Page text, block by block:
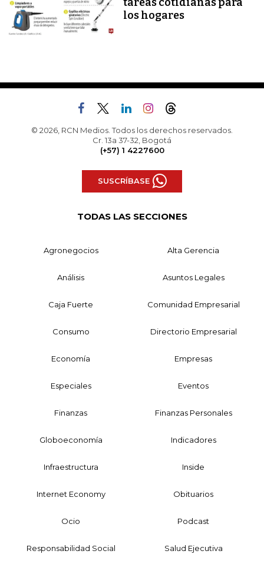
tareas cotidianas para
los hogares
© 2026, RCN Medios. Todos los derechos reservados.
Cr. 13a 37-32, Bogotá
(+57) 1 4227600
SUSCRÍBASE
TODAS LAS SECCIONES
Agronegocios Alta Gerencia
Análisis Asuntos Legales
Caja Fuerte Comunidad Empresarial
Consumo Directorio Empresarial
Economía Empresas
Especiales Eventos
Finanzas Finanzas Personales
Globoeconomía Indicadores
Infraestructura Inside
Internet Economy Obituarios
Ocio Podcast
Responsabilidad Social Salud Ejecutiva